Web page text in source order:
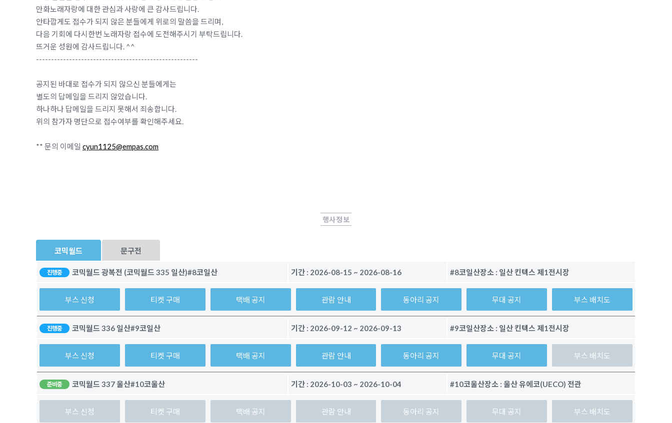
만화노래자랑에 대한 관심과 사랑에 큰 감사드립니다.
안타깝게도 접수가 되지 않은 분들에게 위로의 말씀을 드리며,
다음 기회에 다시한번 노래자랑 접수에 도전해주시기 부탁드립니다.
뜨거운 성원에 감사드립니다. ^^
------------------------------------------------------
공지된 바대로 접수가 되지 않으신 분들에게는
별도의 답메일을 드리지 않았습니다.
하나하나 답메일을 드리지 못해서 죄송합니다.
위의 참가자 명단으로 접수여부를 확인해주세요.
** 문의 이메일 cyun1125@empas.com
행사정보
코믹월드 문구전
진행중 코믹월드 광복전 (코믹월드 335 일산)#8코일산 기간 : 2026-08-15 ~ 2026-08-16 #8코일산장소 : 일산 킨텍스 제1전시장
부스 신청 티켓 구매 택배 공지 관람 안내 동아리 공지 무대 공지 부스 배치도
진행중 코믹월드 336 일산#9코일산 기간 : 2026-09-12 ~ 2026-09-13 #9코일산장소 : 일산 킨텍스 제1전시장
부스 신청 티켓 구매 택배 공지 관람 안내 동아리 공지 무대 공지 부스 배치도
준비중 코믹월드 337 울산#10코울산 기간 : 2026-10-03 ~ 2026-10-04 #10코울산장소 : 울산 유에코(UECO) 전관
부스 신청 티켓 구매 택배 공지 관람 안내 동아리 공지 무대 공지 부스 배치도